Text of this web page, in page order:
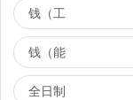
钱（工
钱（能
全日制